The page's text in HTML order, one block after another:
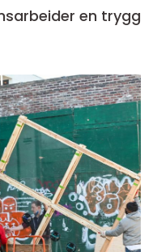
en trygg